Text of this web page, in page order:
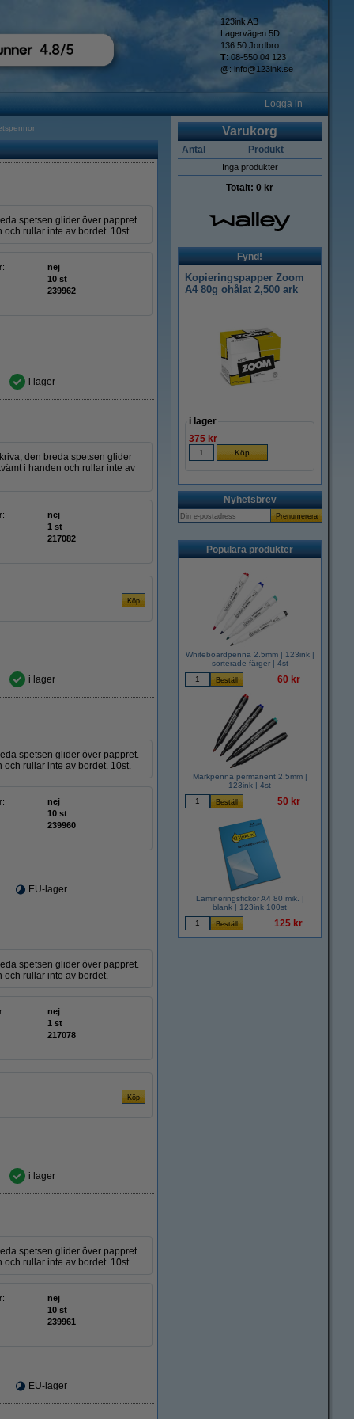
123ink AB
Lagervägen 5D
136 50 Jordbro
T: 08-550 04 123
@: info@123ink.se
Logga in
spetsen glider över pappret.
rullar inte av bordet. 10st.
nej
10 st
239962
i lager
den breda spetsen glider
i handen och rullar inte av
nej
1 st
217082
i lager
spetsen glider över pappret.
rullar inte av bordet. 10st.
nej
10 st
239960
EU-lager
spetsen glider över pappret.
och rullar inte av bordet.
nej
1 st
217078
i lager
spetsen glider över pappret.
rullar inte av bordet. 10st.
nej
10 st
239961
EU-lager
Varukorg
Antal Produkt
Inga produkter
Totalt: 0 kr
Fynd!
Kopieringspapper Zoom
A4 80g ohålat 2,500 ark
i lager
375 kr
Nyhetsbrev
Populära produkter
Whiteboardpenna 2.5mm | 123ink |
sorterade färger | 4st
60 kr
Märkpenna permanent 2.5mm |
123ink | 4st
50 kr
Lamineringsfickor A4 80 mik. |
blank | 123ink 100st
125 kr